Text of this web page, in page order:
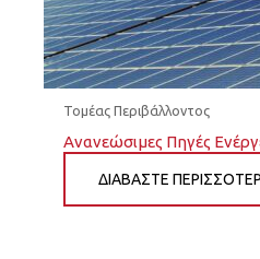
Τομέας Περιβάλλοντος
Ανανεώσιμες Πηγές
ΔΙΆΒΑΣΤΕ